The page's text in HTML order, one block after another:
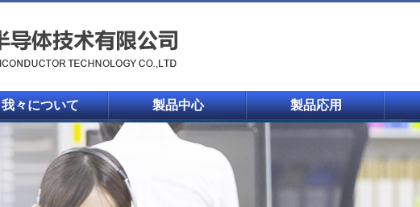
我々について 製品中心 製品応用